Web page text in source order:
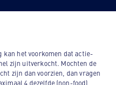
het voorkomen dat actie-
zijn uitverkocht. Mochten de
zijn dan voorzien, dan vragen
4 dezelfde (non-food)